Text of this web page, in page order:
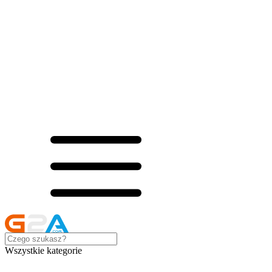
Wszystkie kategorie